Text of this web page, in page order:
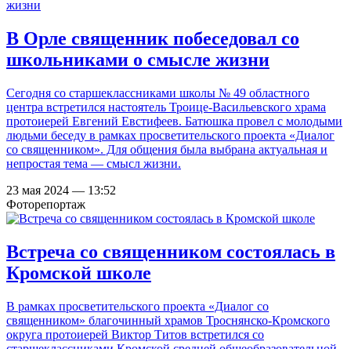
В Орле священник побеседовал со
школьниками о смысле жизни
Сегодня со старшеклассниками школы № 49 областного
центра встретился настоятель Троице-Васильевского храма
протоиерей Евгений Евстифеев. Батюшка провел с молодыми
людьми беседу в рамках просветительского проекта «Диалог
со священником». Для общения была выбрана актуальная и
непростая тема — смысл жизни.
23 мая 2024 — 13:52
Фоторепортаж
Встреча со священником состоялась в
Кромской школе
В рамках просветительского проекта «Диалог со
священником» благочинный храмов Троснянско-Кромского
округа протоиерей Виктор Титов встретился со